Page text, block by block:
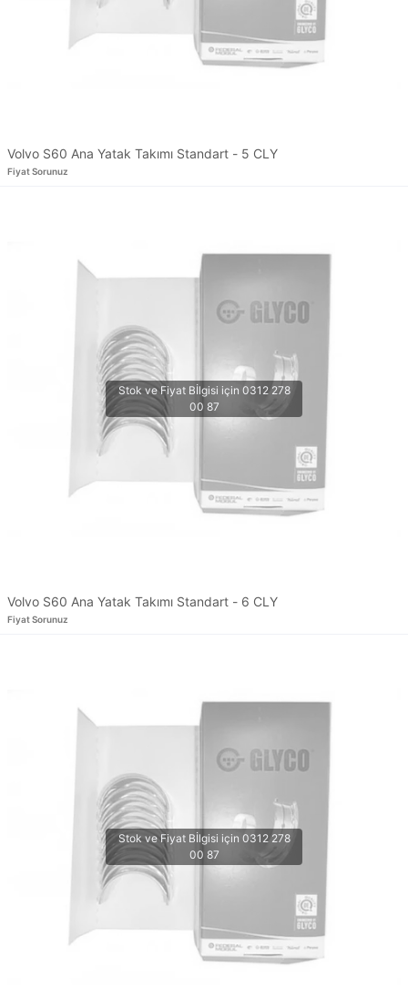
Volvo S60 Ana Yatak Takımı Standart - 5 CLY
Fiyat Sorunuz
Volvo S60 Ana Yatak Takımı Standart - 6 CLY
Fiyat Sorunuz